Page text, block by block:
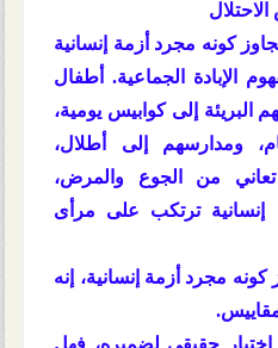
كونه مجرد أزمة إنسانية
الإبادة الجماعية. أطفال
البريئة إلى كوابيس يومية،
ومدارسهم إلى أطلال،
تعاني من الجوع والمرض،
ترتكب على مرأى
مجرد أزمة إنسانية، إنه
إختبار حقيقي لضميره، فهل